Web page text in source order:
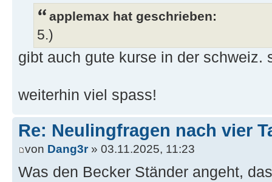
applemax hat geschrieben:
5.)
gibt auch gute kurse in der schweiz.
weiterhin viel spass!
Re: Neulingfragen nach vier
von Dang3r» 03.11.2025, 11:23
Was den Becker Ständer angeht,